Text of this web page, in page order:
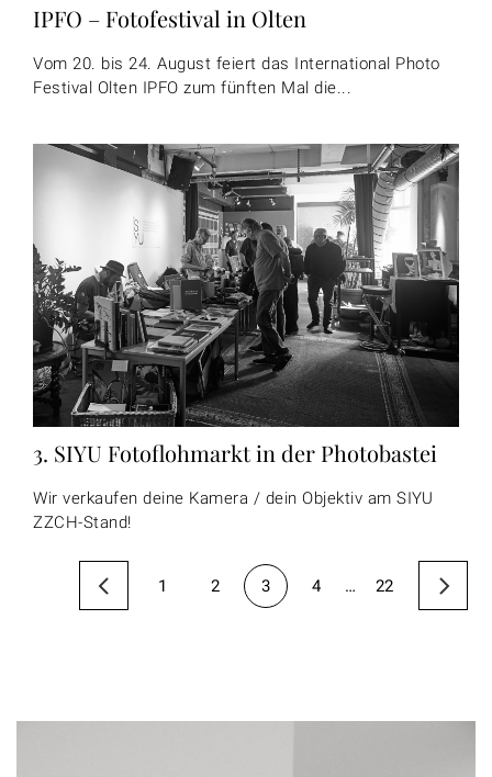
IPFO – Fotofestival in Olten
Vom 20. bis 24. August feiert das International Photo
Festival Olten IPFO zum fünften Mal die...
3. SIYU Fotoflohmarkt in der Photobastei
Wir verkaufen deine Kamera / dein Objektiv am SIYU
ZZCH-Stand!
1 2 3 4 … 22